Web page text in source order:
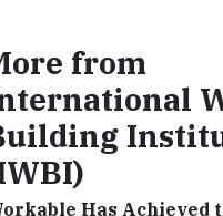
from
Has Achieved